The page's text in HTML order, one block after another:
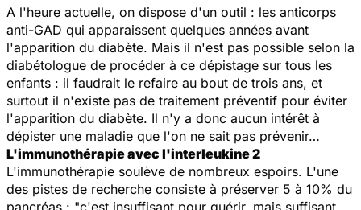
A l'heure actuelle, on dispose d'un outil : les anticorps
anti-GAD qui apparaissent quelques années avant
l'apparition du diabète. Mais il n'est pas possible selon la
diabétologue de procéder à ce dépistage sur tous les
enfants : il faudrait le refaire au bout de trois ans, et
surtout il n'existe pas de traitement préventif pour éviter
l'apparition du diabète. Il n'y a donc aucun intérêt à
dépister une maladie que l'on ne sait pas prévenir…
L'immunothérapie avec l'interleukine 2
L'immunothérapie soulève de nombreux espoirs. L'une
des pistes de recherche consiste à préserver 5 à 10% du
pancréas : "c'est insuffisant pour guérir, mais suffisant